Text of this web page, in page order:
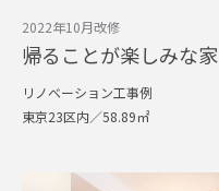
2022年10月改修
帰ることが楽しみな家
リノベーション工事例
東京23区内／58.89㎡